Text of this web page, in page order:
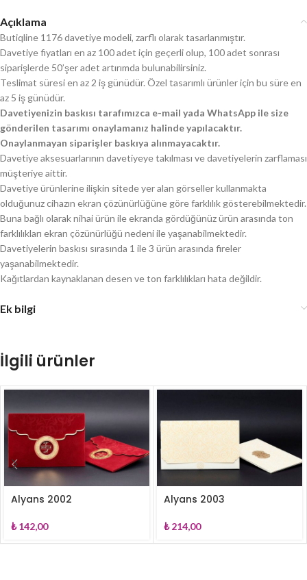
Açıklama
Butiqline 1176 davetiye modeli, zarflı olarak tasarlanmıştır.
Davetiye fiyatları en az 100 adet için geçerli olup, 100 adet sonrası
siparişlerde 50’şer adet artırımda bulunabilirsiniz.
Teslimat süresi en az 2 iş günüdür. Özel tasarımlı ürünler için bu süre en
az 5 iş günüdür.
Davetiyenizin baskısı tarafımızca e-mail yada WhatsApp ile size
gönderilen tasarımı onaylamanız halinde yapılacaktır.
Onaylanmayan siparişler baskıya alınmayacaktır.
Davetiye aksesuarlarının davetiyeye takılması ve davetiyelerin zarflaması
müşteriye aittir.
Davetiye ürünlerine ilişkin sitede yer alan görseller kullanmakta
olduğunuz cihazın ekran çözünürlüğüne göre farklılık gösterebilmektedir.
Buna bağlı olarak nihai ürün ile ekranda gördüğünüz ürün arasında ton
farklılıkları ekran çözünürlüğü nedeni ile yaşanabilmektedir.
Davetiyelerin baskısı sırasında 1 ile 3 ürün arasında fireler
yaşanabilmektedir.
Kağıtlardan kaynaklanan desen ve ton farklılıkları hata değildir.
Ek bilgi
İlgili ürünler
Alyans 2002
₺142,00
Alyans 2003
₺214,00